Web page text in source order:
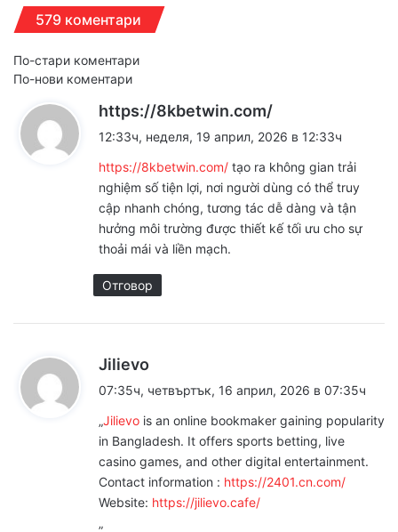
579 коментари
Навигация
за
коментарите
По-стари коментари
По-нови коментари
https://8kbetwin.com/
а
а
:
12:33ч, неделя, 19 април, 2026 в 12:33ч
https://8kbetwin.com/ tạo ra không gian trải
nghiệm số tiện lợi, nơi người dùng có thể truy
cập nhanh chóng, tương tác dễ dàng và tận
hưởng môi trường được thiết kế tối ưu cho sự
thoải mái và liền mạch.
Отговор
Jilievo
а
:
07:35ч, четвъртък, 16 април, 2026 в 07:35ч
„Jilievo is an online bookmaker gaining popularity
in Bangladesh. It offers sports betting, live
casino games, and other digital entertainment.
Contact information : https://2401.cn.com/
Website: https://jilievo.cafe/
„